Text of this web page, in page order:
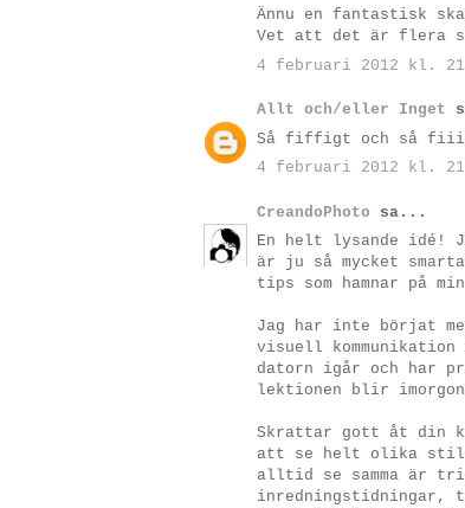
Ännu en fantastisk
Vet att det är flera
4 februari 2012 kl.
Allt och/eller Inget
Så fiffigt och så
4 februari 2012 kl.
CreandoPhoto sa...
En helt lysande idé!
är ju så mycket
tips som hamnar på
Jag har inte börjat
visuell
datorn igår och har
lektionen blir
Skrattar gott åt din
att se helt olika
alltid se samma är
inredningstidningar,